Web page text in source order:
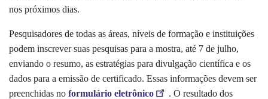
nos próximos dias.
Pesquisadores de todas as áreas, níveis de formação e instituições
podem inscrever suas pesquisas para a mostra, até 7 de julho,
enviando o resumo, as estratégias para divulgação científica e os
dados para a emissão de certificado. Essas informações devem ser
preenchidas no formulário eletrônico
. O resultado dos